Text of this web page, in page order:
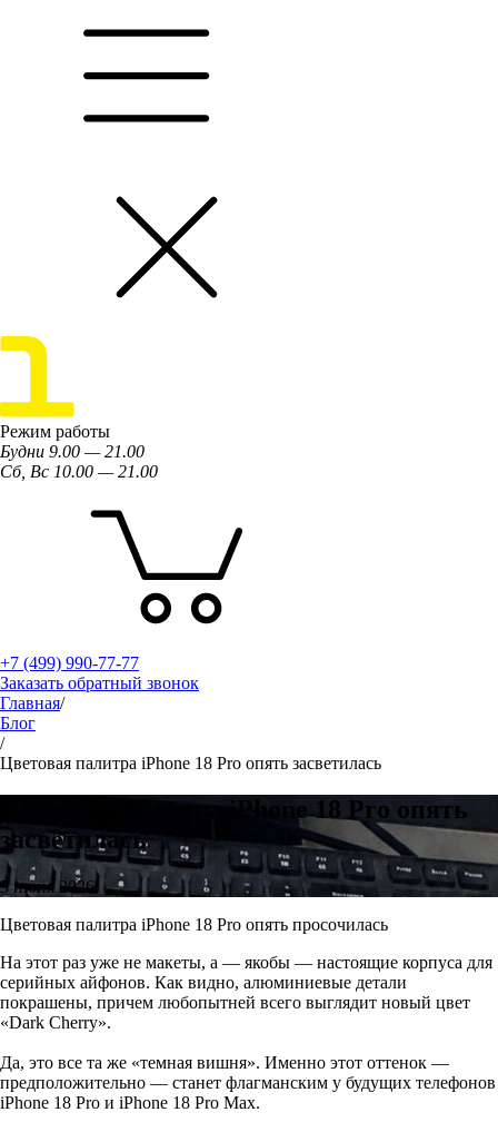
Режим работы
Будни 9.00 — 21.00
Сб, Вс 10.00 — 21.00
+7 (499) 990-77-77
Заказать обратный звонок
Главная/
Блог
/
Цветовая палитра iPhone 18 Pro опять засветилась
Цветовая палитра iPhone 18 Pro опять
засветилась
5 июня 2026
Цветовая палитра iPhone 18 Pro опять просочилась
На этот раз уже не макеты, а — якобы — настоящие корпуса для
серийных айфонов. Как видно, алюминиевые детали
покрашены, причем любопытней всего выглядит новый цвет
«Dark Cherry».
Да, это все та же «темная вишня». Именно этот оттенок —
предположительно — станет флагманским у будущих телефонов
iPhone 18 Pro и iPhone 18 Pro Max.